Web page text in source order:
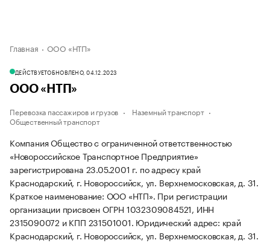
Главная ООО «НТП»
ДЕЙСТВУЕТОБНОВЛЕНО, 04.12.2023
ООО «НТП»
Перевозка пассажиров и грузов
Наземный транспорт
Общественный транспорт
Компания Общество с ограниченной ответственностью
«Новороссийское Транспортное Предприятие»
зарегистрирована 23.05.2001 г. по адресу край
Краснодарский, г. Новороссийск, ул. Верхнемосковская, д. 31.
Краткое наименование: ООО «НТП». При регистрации
организации присвоен ОГРН 1032309084521, ИНН
2315090072 и КПП 231501001. Юридический адрес: край
Краснодарский, г. Новороссийск, ул. Верхнемосковская, д. 31.